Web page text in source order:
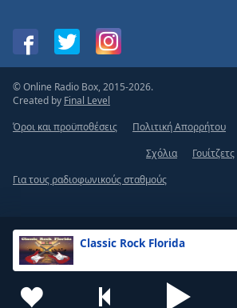
Classic Rock Florida
© Online Radio Box, 2015-2026.
Created by Final Level
Όροι και προϋποθέσεις
Πολιτική Απορρήτου
Σχόλια
Γουίτζετς
Για τους ραδιοφωνικούς σταθμούς